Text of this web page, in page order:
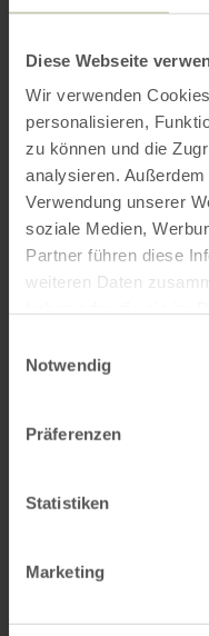
Diese Webseite
Wir verwenden
personalisieren,
zu können und die
analysieren.
Verwendung unserer
soziale Medien,
Partner führen diese
weiteren Daten
Notwendig
Präferenzen
Statistiken
Marketing